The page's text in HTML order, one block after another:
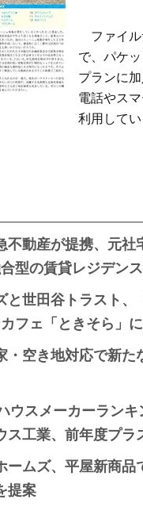
ファイ
で、パケ
プランに
電話やス
利用して
不動産が提携、元
型の賃貸レジデン
と世田谷トラスト、
フェ「ときそら」
・空き地対応で新た
ウスメーカーラン
ス工業、前年度プラ
ームズ、平屋新商品
提案